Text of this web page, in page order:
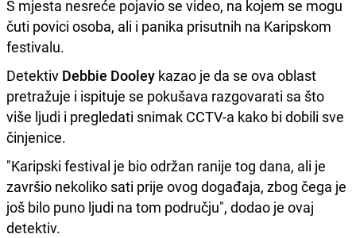
S mjesta nesreće pojavio se video, na kojem se mogu
čuti povici osoba, ali i panika prisutnih na Karipskom
festivalu.
Detektiv Debbie Dooley kazao je da se ova oblast
pretražuje i ispituje se pokušava razgovarati sa što
više ljudi i pregledati snimak CCTV-a kako bi dobili sve
činjenice.
"Karipski festival je bio održan ranije tog dana, ali je
završio nekoliko sati prije ovog događaja, zbog čega je
još bilo puno ljudi na tom području", dodao je ovaj
detektiv.